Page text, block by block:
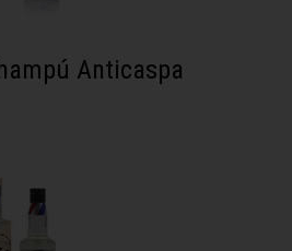
Anticaspa